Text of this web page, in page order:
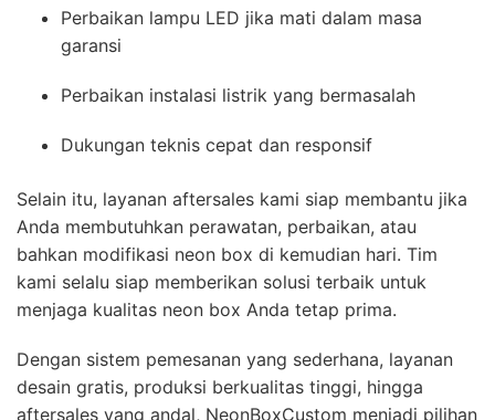
Perbaikan lampu LED jika mati dalam masa
garansi
Perbaikan instalasi listrik yang bermasalah
Dukungan teknis cepat dan responsif
Selain itu, layanan aftersales kami siap membantu jika
Anda membutuhkan perawatan, perbaikan, atau
bahkan modifikasi neon box di kemudian hari. Tim
kami selalu siap memberikan solusi terbaik untuk
menjaga kualitas neon box Anda tetap prima.
Dengan sistem pemesanan yang sederhana, layanan
desain gratis, produksi berkualitas tinggi, hingga
aftersales yang andal, NeonBoxCustom menjadi pilihan